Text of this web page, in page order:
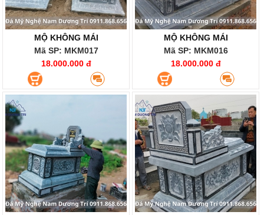
MỘ KHÔNG MÁI
Mã SP: MKM017
18.000.000 đ
MỘ KHÔNG MÁI
Mã SP: MKM016
18.000.000 đ